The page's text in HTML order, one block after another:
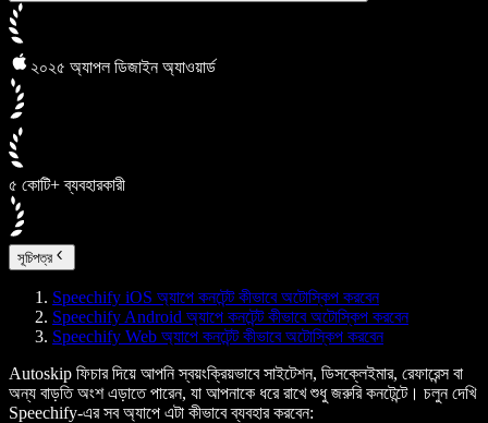
২০২৫ অ্যাপল ডিজাইন অ্যাওয়ার্ড
৫ কোটি+ ব্যবহারকারী
সূচিপত্র
Speechify iOS অ্যাপে কনটেন্ট কীভাবে অটোস্কিপ করবেন
Speechify Android অ্যাপে কনটেন্ট কীভাবে অটোস্কিপ করবেন
Speechify Web অ্যাপে কনটেন্ট কীভাবে অটোস্কিপ করবেন
Autoskip ফিচার দিয়ে আপনি স্বয়ংক্রিয়ভাবে সাইটেশন, ডিসক্লেইমার, রেফারেন্স বা
অন্য বাড়তি অংশ এড়াতে পারেন, যা আপনাকে ধরে রাখে শুধু জরুরি কনটেন্টে। চলুন দেখি
Speechify-এর সব অ্যাপে এটা কীভাবে ব্যবহার করবেন: